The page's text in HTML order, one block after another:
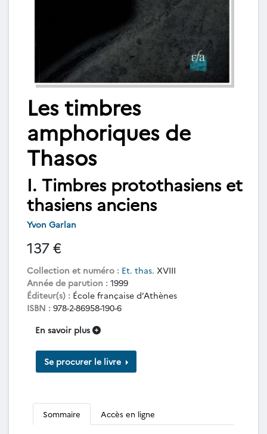
Les timbres
amphoriques de
Thasos
I. Timbres protothasiens et
thasiens anciens
Yvon Garlan
137 €
Collection et numéro : Et. thas. XVIII
Année de parution : 1999
Éditeur(s) : École française d’Athènes
ISBN : 978-2-86958-190-6
En savoir plus
Se procurer le livre
Sommaire Accès en ligne